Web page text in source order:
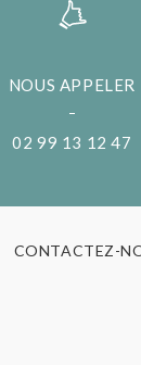
NOUS APPELER
02 99 13 12 47
CONTACTEZ-